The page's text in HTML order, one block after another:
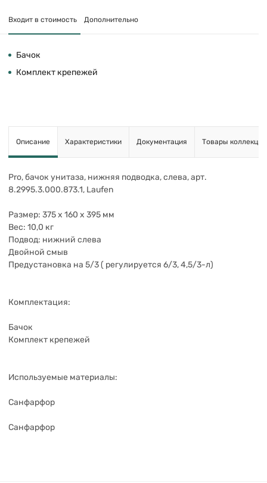
Входит в стоимость Дополнительно
Бачок
Комплект крепежей
Описание Характеристики Документация Товары коллекции
Pro, бачок унитаза, нижняя подводка, слева, арт.
8.2995.3.000.873.1, Laufen
Размер: 375 x 160 x 395 мм
Вес: 10,0 кг
Подвод: нижний слева
Двойной смыв
Предустановка на 5/3 ( регулируется 6/3, 4,5/3-л)
Комплектация:
Бачок
Комплект крепежей
Используемые материалы:
Санфарфор
Санфарфор